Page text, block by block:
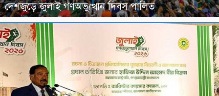
দেশজুড়ে জুলাই গণঅভ্যুত্থান দিবস পালিত